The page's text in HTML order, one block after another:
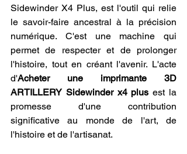
Sidewinder X4 Plus, est l'outil qui relie
le savoir-faire ancestral à la précision
numérique. C'est une machine qui
permet de respecter et de prolonger
l'histoire, tout en créant l'avenir. L'acte
d'Acheter une imprimante 3D
ARTILLERY Sidewinder x4 plus est la
promesse d'une contribution
significative au monde de l'art, de
l'histoire et de l'artisanat.